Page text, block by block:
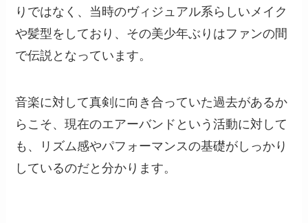
りではなく、当時のヴィジュアル系らしいメイク
や髪型をしており、その美少年ぶりはファンの間
で伝説となっています。
音楽に対して真剣に向き合っていた過去があるか
らこそ、現在のエアーバンドという活動に対して
も、リズム感やパフォーマンスの基礎がしっかり
しているのだと分かります。